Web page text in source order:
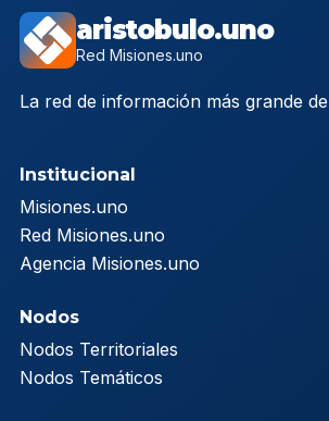
aristobulo.uno
Red Misiones.uno
La red de información más grande
Institucional
Misiones.uno
Red Misiones.uno
Agencia Misiones.uno
Nodos
Nodos Territoriales
Nodos Temáticos